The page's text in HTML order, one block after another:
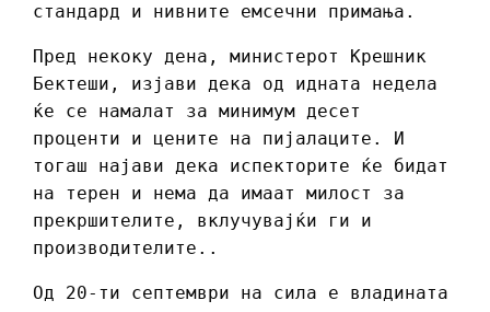
стандард и нивните емсечни примања.
Пред некоку дена, министерот Крешник
Бектеши, изјави дека од идната недела
ќе се намалат за минимум десет
проценти и цените на пијалаците. И
тогаш најави дека испекторите ќе бидат
на терен и нема да имаат милост за
прекршителите, вклучувајќи ги и
производителите..
Од 20-ти септември на сила е владината